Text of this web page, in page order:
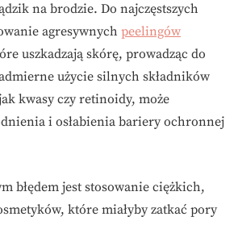
na brodzie. Do najczęstszych
agresywnych peelingów
uszkadzają skórę, prowadząc do
użycie silnych składników
kwasy czy retinoidy, może
i osłabienia bariery ochronnej
błędem jest stosowanie ciężkich,
które miałyby zatkać pory